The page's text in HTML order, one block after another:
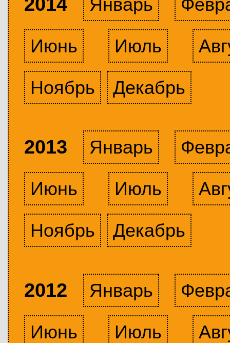
Январь
Июнь
Июль
Ноябрь
Декабрь
2013 Январь
Июнь
Июль
Ноябрь
Декабрь
2012 Январь
Июнь
Июль